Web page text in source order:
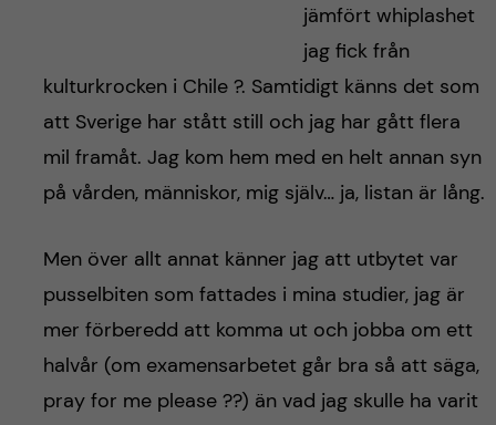
jämfört whiplashet
jag fick från
kulturkrocken i Chile ?. Samtidigt känns det som
att Sverige har stått still och jag har gått flera
mil framåt. Jag kom hem med en helt annan syn
på vården, människor, mig själv… ja, listan är lång.
Men över allt annat känner jag att utbytet var
pusselbiten som fattades i mina studier, jag är
mer förberedd att komma ut och jobba om ett
halvår (om examensarbetet går bra så att säga,
pray for me please ??) än vad jag skulle ha varit